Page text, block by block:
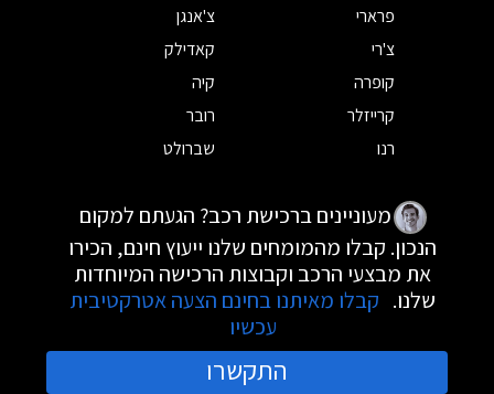
פרארי
צ'אנגן
צ'רי
קאדילק
קופרה
קיה
קרייזלר
רובר
רנו
שברולט
מעוניינים ברכישת רכב? הגעתם למקום
הנכון. קבלו מהמומחים שלנו ייעוץ חינם, הכירו
את מבצעי הרכב וקבוצות הרכישה המיוחדות
שלנו. קבלו מאיתנו בחינם הצעה אטרקטיבית
עכשיו
התקשרו